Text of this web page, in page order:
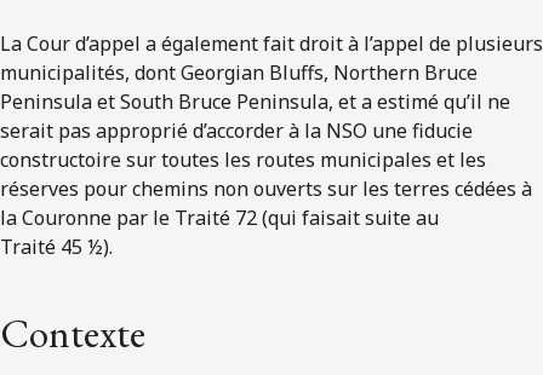
La Cour d’appel a également fait droit à l’appel de plusieurs
municipalités, dont Georgian Bluffs, Northern Bruce
Peninsula et South Bruce Peninsula, et a estimé qu’il ne
serait pas approprié d’accorder à la NSO une fiducie
constructoire sur toutes les routes municipales et les
réserves pour chemins non ouverts sur les terres cédées à
la Couronne par le Traité 72 (qui faisait suite au
Traité 45 ½).
Contexte